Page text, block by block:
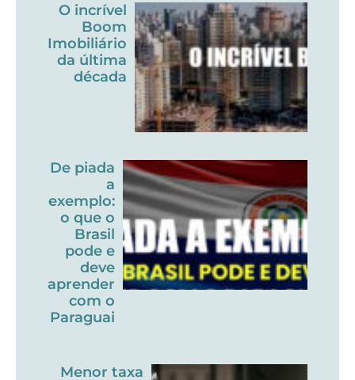
O incrível
Boom
Imobiliário
da última
década
De piada
a
exemplo:
o que o
Brasil
pode e
deve
aprender
com o
Paraguai
Menor taxa